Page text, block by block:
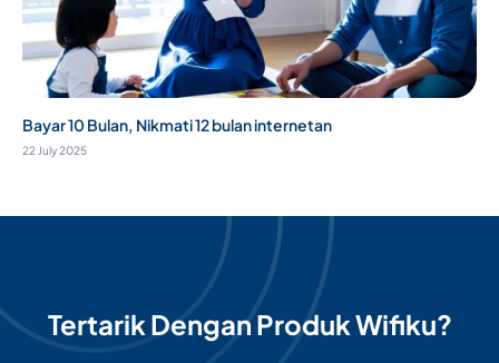
Bayar 10 Bulan, Nikmati 12 bulan internetan
22 July 2025
Tertarik Dengan Produk Wifiku?